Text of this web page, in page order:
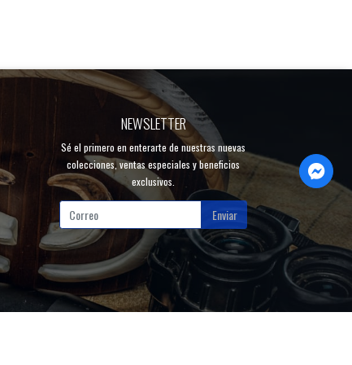
NEWSLETTER
Sé el primero en enterarte de nuestras nuevas
colecciones, ventas especiales y beneficios
exclusivos.
Enviar